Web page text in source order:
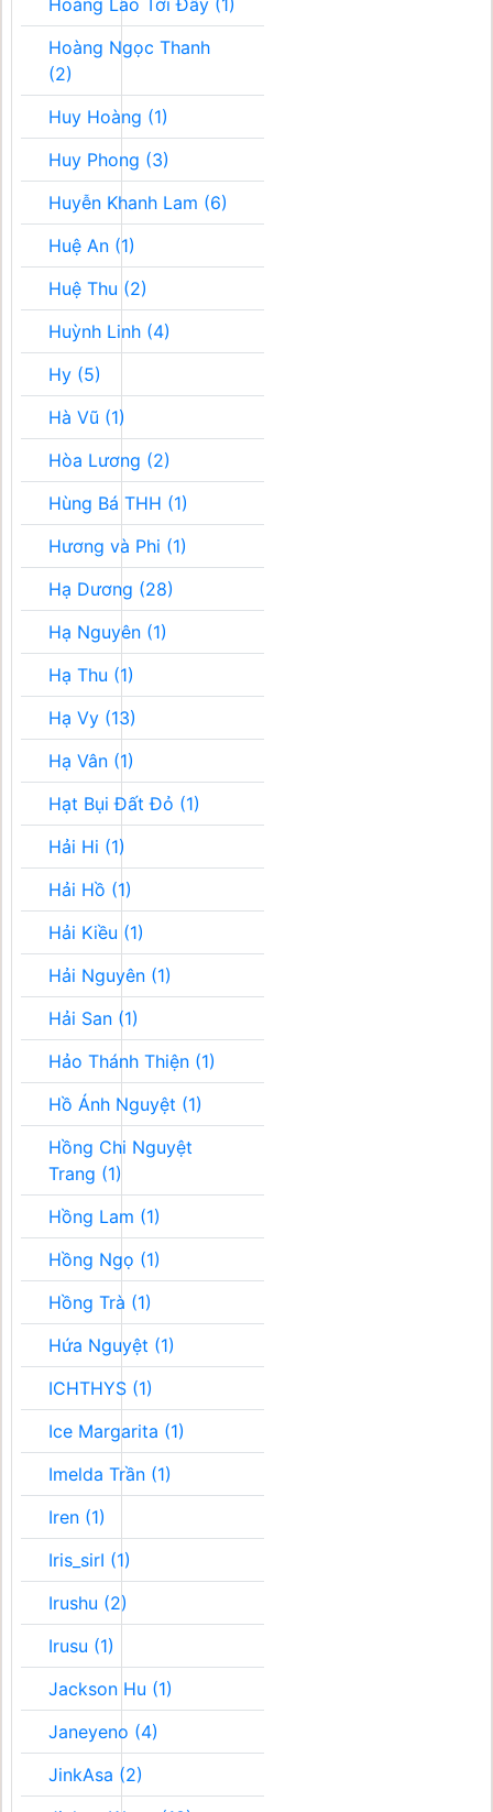
Hoàng Lão Tới Đây (1)
Hoàng Ngọc Thanh
(2)
Huy Hoàng (1)
Huy Phong (3)
Huyễn Khanh Lam (6)
Huệ An (1)
Huệ Thu (2)
Huỳnh Linh (4)
Hy (5)
Hà Vũ (1)
Hòa Lương (2)
Hùng Bá THH (1)
Hương và Phi (1)
Hạ Dương (28)
Hạ Nguyên (1)
Hạ Thu (1)
Hạ Vy (13)
Hạ Vân (1)
Hạt Bụi Đất Đỏ (1)
Hải Hi (1)
Hải Hồ (1)
Hải Kiều (1)
Hải Nguyên (1)
Hải San (1)
Hảo Thánh Thiện (1)
Hồ Ánh Nguyệt (1)
Hồng Chi Nguyệt
Trang (1)
Hồng Lam (1)
Hồng Ngọ (1)
Hồng Trà (1)
Hứa Nguyệt (1)
ICHTHYS (1)
Ice Margarita (1)
Imelda Trần (1)
Iren (1)
Iris_sirI (1)
Irushu (2)
Irusu (1)
Jackson Hu (1)
Janeyeno (4)
JinkAsa (2)